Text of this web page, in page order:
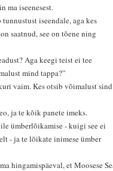
ma iseenesest.
iseendale, aga kes
saatnud, see on tõene ning
Aga keegi teist ei tee
mind tappa?”
vaim. Kes otsib võimalust sind
ja te kõik panete imeks.
ümberlõikamise - kuigi see ei
- ja te lõikate inimese ümber
hingamispäeval, et Moosese